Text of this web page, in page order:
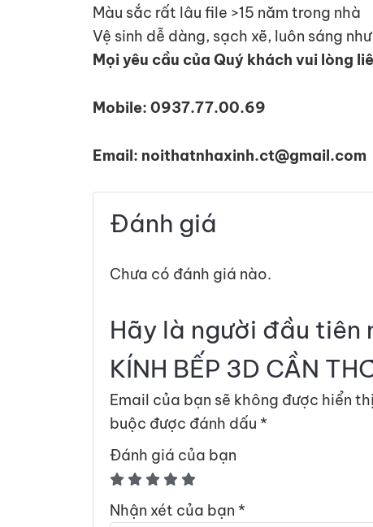
Màu sắc rất lâu file >15 năm trong nhà
Vệ sinh dễ dàng, sạch xẽ, luôn sáng
Mọi yêu cầu của Quý khách vui lòng
Mobile: 0937.77.00.69
Email: noithatnhaxinh.ct@gmail.com
Đánh giá
Chưa có đánh giá nào.
Hãy là người đầu tiên
KÍNH BẾP 3D CẦN
Email của bạn sẽ không được hiển
buộc được đánh dấu *
Đánh giá của bạn
Nhận xét của bạn *